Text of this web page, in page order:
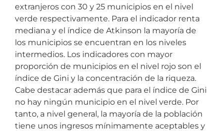
extranjeros con 30 y 25 municipios en el nivel
verde respectivamente. Para el indicador renta
mediana y el índice de Atkinson la mayoría de
los municipios se encuentran en los niveles
intermedios. Los indicadores con mayor
proporción de municipios en el nivel rojo son el
índice de Gini y la concentración de la riqueza.
Cabe destacar además que para el índice de Gini
no hay ningún municipio en el nivel verde. Por
tanto, a nivel general, la mayoría de la población
tiene unos ingresos mínimamente aceptables y